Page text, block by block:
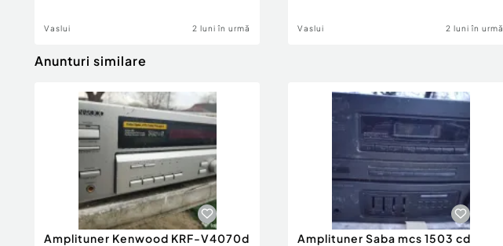
Vaslui 2 luni în urmă Vaslui 2 luni în urmă
Anunturi similare
Amplituner Kenwood KRF-V4070d
Amplituner Saba mcs 1503 cd